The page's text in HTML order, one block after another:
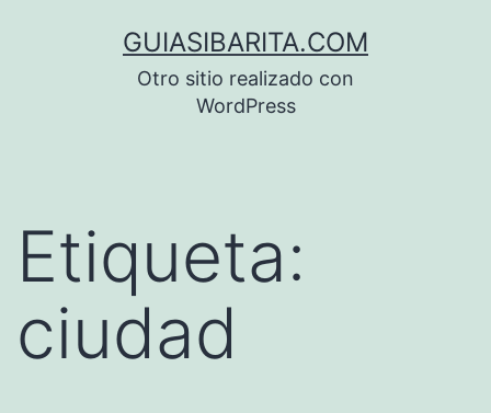
GUIASIBARITA.COM
Otro sitio realizado con
WordPress
Etiqueta:
ciudad